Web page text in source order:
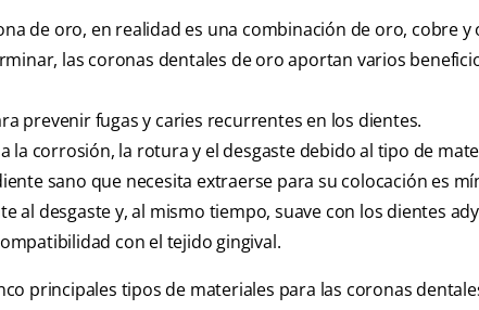
de oro, en realidad es una combinación de oro, cobre
las coronas dentales de oro aportan varios
prevenir fugas y caries recurrentes en los dientes.
la corrosión, la rotura y el desgaste debido al tipo de
sano que necesita extraerse para su colocación es
al desgaste y, al mismo tiempo, suave con los dientes
con el tejido gingival.
principales tipos de materiales para las coronas